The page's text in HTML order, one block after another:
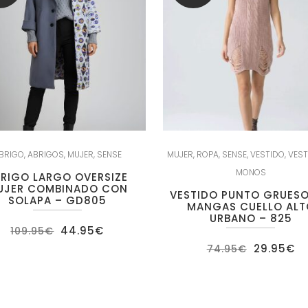
,ABRIGOS, MUJER, SENSE
LARGO OVERSIZE
COMBINADO CON
SOLAPA – GD805
109.95€ El
precio
44.95€
MUJER, ROPA, SENSE,VESTIDO,
MONOS
VESTIDO PUNTO
MANGAS CUELLO
URBANO – 825
74.95€ El
precio
29.95€El